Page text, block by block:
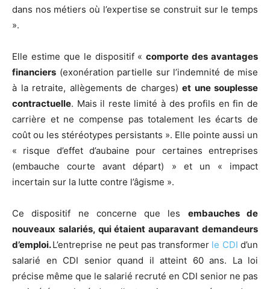
dans nos métiers où l’expertise se construit sur le temps
».
Elle estime que le dispositif «comporte des avantages
financiers (exonération partielle sur l’indemnité de mise
à la retraite, allègements de charges) et une souplesse
contractuelle. Mais il reste limité à des profils en fin de
carrière et ne compense pas totalement les écarts de
coût ou les stéréotypes persistants ». Elle pointe aussi un
« risque d’effet d’aubaine pour certaines entreprises
(embauche courte avant départ) » et un « impact
incertain sur la lutte contre l’âgisme ».
Ce dispositif ne concerne que les embauches de
nouveaux salariés, qui étaient auparavant demandeurs
d’emploi.L’entreprise ne peut pas transformerle CDI d’un
salarié en CDI senior quand il atteint 60 ans. La loi
précise même que le salarié recruté en CDI senior ne pas